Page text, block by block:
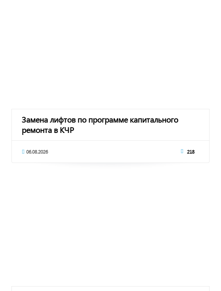
Замена лифтов по программе капитального
ремонта в КЧР
06.08.2026 218